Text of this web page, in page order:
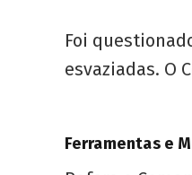
Foi
esvaziadas. O
Ferramentas e